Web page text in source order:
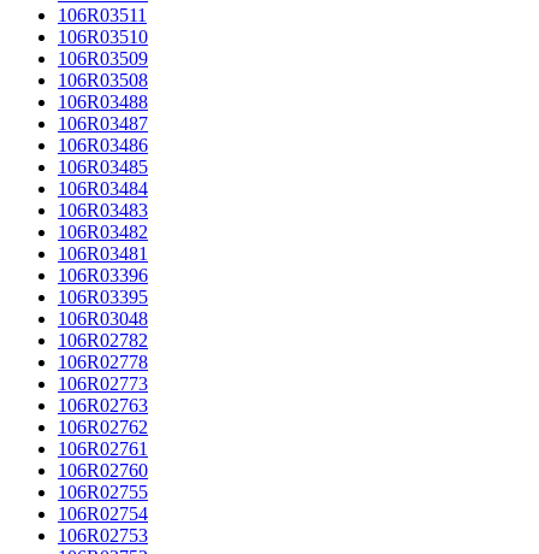
106R03511
106R03510
106R03509
106R03508
106R03488
106R03487
106R03486
106R03485
106R03484
106R03483
106R03482
106R03481
106R03396
106R03395
106R03048
106R02782
106R02778
106R02773
106R02763
106R02762
106R02761
106R02760
106R02755
106R02754
106R02753